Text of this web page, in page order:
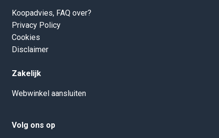
Koopadvies, FAQ over?
Privacy Policy
Cookies
Disclaimer
Zakelijk
Webwinkel aansluiten
Volg ons op